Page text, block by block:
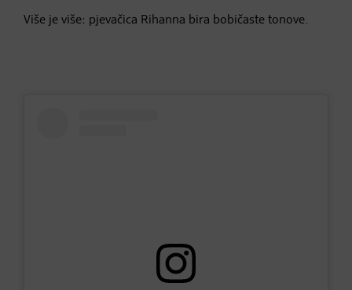
Više je više: pjevačica Rihanna bira bobičaste tonove.